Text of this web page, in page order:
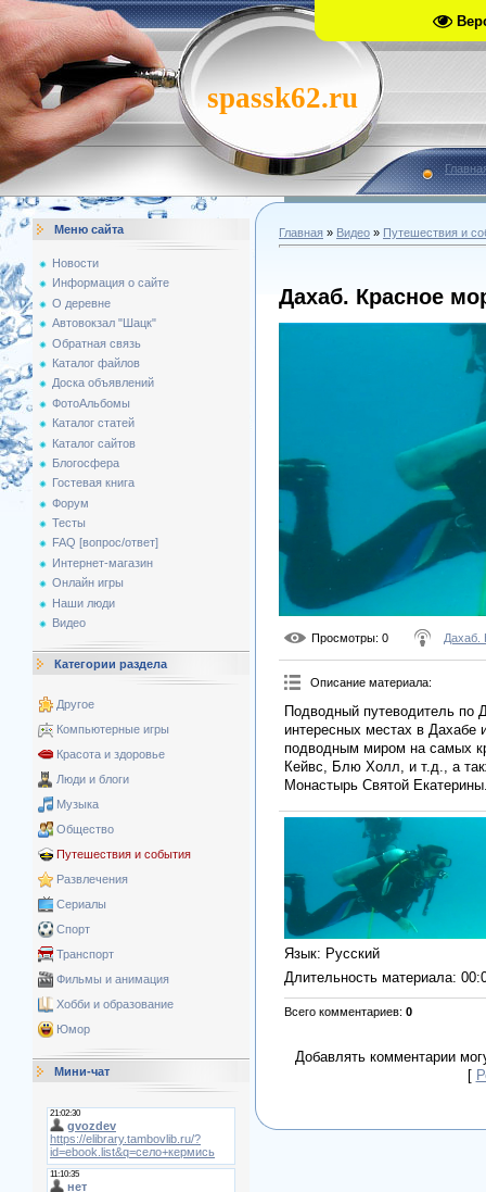
spassk62.ru
Меню сайта
Новости
Информация о сайте
О деревне
Автовокзал "Шацк"
Обратная связь
Каталог файлов
Доска объявлений
ФотоАльбомы
Каталог статей
Каталог сайтов
Блогосфера
Гостевая книга
Форум
Тесты
FAQ [вопрос/ответ]
Интернет-магазин
Онлайн игры
Наши люди
Видео
Категории раздела
Другое
Компьютерные игры
Красота и здоровье
Люди и блоги
Музыка
Общество
Путешествия и события
Развлечения
Сериалы
Спорт
Транспорт
Фильмы и анимация
Хобби и образование
Юмор
Мини-чат
Главная » Видео » Путешествия и
Дахаб. Красное
Просмотры: 0 Дахаб.
Описание материала:
Подводный путеводитель по
интересных местах в Дахабе
подводным миром на самых
Кейвс, Блю Холл, и т.д., а
Монастырь Святой
Язык: Русский
Длительность материала:
Всего комментариев: 0
Добавлять комментарии
[